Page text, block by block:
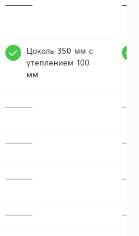
Цоколь 350 мм с
утеплением 100
мм